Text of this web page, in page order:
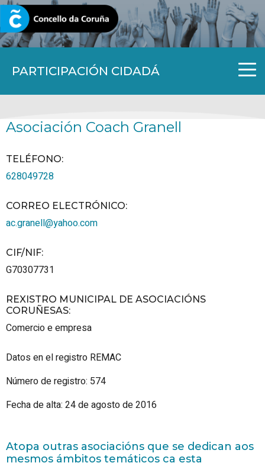
PARTICIPACIÓN CIDADÁ
CORUNA.GAL
Asociación Coach Granell
TELÉFONO:
628049728
CORREO ELECTRÓNICO:
ac.granell@yahoo.com
CIF/NIF:
G70307731
REXISTRO MUNICIPAL DE ASOCIACIÓNS
CORUÑESAS:
Comercio e empresa
Datos en el registro REMAC
Número de registro: 574
Fecha de alta: 24 de agosto de 2016
Atopa outras asociacións que se dedican aos
mesmos ámbitos temáticos ca esta